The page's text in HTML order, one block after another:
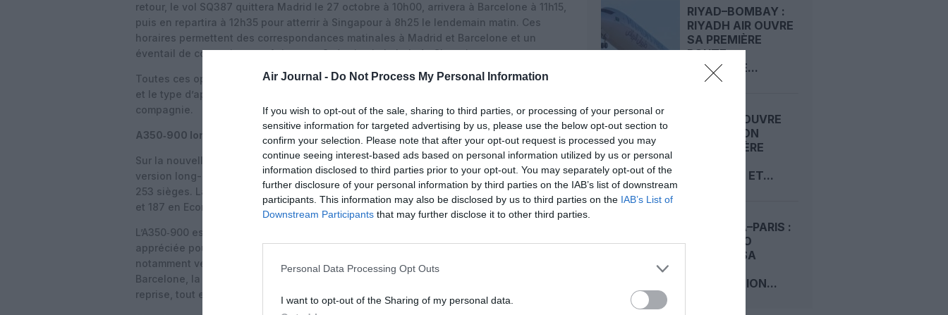
Air Journal - Do Not Process My Personal Information
If you wish to opt-out of the sale, sharing to third parties, or processing of your personal or
sensitive information for targeted advertising by us, please use the below opt-out section to
confirm your selection. Please note that after your opt-out request is processed you may
continue seeing interest-based ads based on personal information utilized by us or personal
information disclosed to third parties prior to your opt-out. You may separately opt-out of the
further disclosure of your personal information by third parties on the IAB’s list of downstream
participants. This information may also be disclosed by us to third parties on the IAB’s List of
Downstream Participants that may further disclose it to other third parties.
Personal Data Processing Opt Outs
I want to opt-out of the Sharing of my personal data.
retour, le vol SQ387 quittera Madrid le 27 octobre à 10h00, arrivera à Barcelone à 11h15,
puis en repartira à 12h35 pour atterrir à Singapour à 8h25 le lendemain matin. Ces
horaires permettent des correspondances matinales à Madrid et Barcelone et un
éventail de connexions en Asie et en Océanie via le hub de Changi.
Toutes ces opérations restent soumises aux autorisations des autorités compétentes,
et le type d’appareil peut évoluer en fonction des besoins opérationnels, précise la
compagnie.
A350‑900 long-courrier vers Madrid
Sur la nouvelle route Singapour–Barcelone–Madrid, Singapore Airlines déploiera la
version long-courrier de l’Airbus A350‑900, configurée en trois classes pour un total de
253 sièges. La cabine proposera 42 sièges en classe Affaires, 24 en Premium Economy
et 187 en Economie, dans un produit déjà bien connu sur le réseau long-courrier de SIA.
L’A350‑900 est devenu l’un des piliers de la flotte long-courrier de Singapore Airlines,
appréciée pour son efficacité énergétique et son confort cabine, et déployée
notamment vers l’Europe, l’Australie et l’Amérique du Nord. Sur cette liaison via
Barcelone, la compagnie vise un équilibre entre capacité et flexibilité sur un marché en
reprise, tout en offrant des standards de service premium.
RIYAD–BOMBAY :
RIYADH AIR OUVRE
SA PREMIÈRE
ROUTE
RÉGULIÈRE...
AIR INDIA OUVRE
UNE LIAISON
SAISONNIÈRE
TORONTO ET...
KINSHASA–PARIS :
AIR CONGO
PRÉPARE SA
DESTINATION...